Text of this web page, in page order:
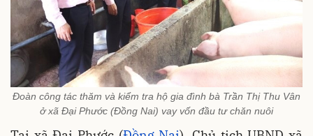
Đoàn công tác thăm và kiểm tra hộ gia đình bà Trần Thị Thu Vân
ở xã Đại Phước (Đồng Nai) vay vốn đầu tư chăn nuôi